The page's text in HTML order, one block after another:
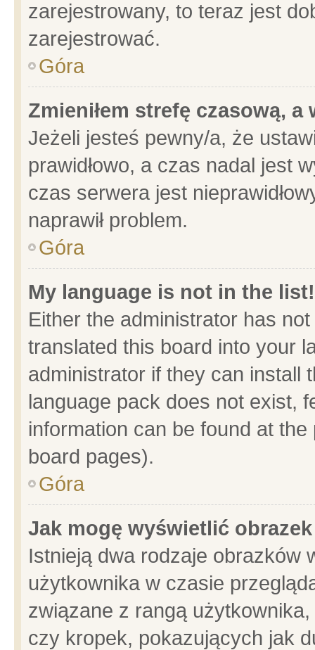
zarejestrowany, to teraz jest
zarejestrować.
Góra
Zmieniłem strefę czasową,
Jeżeli jesteś pewny/a, że
prawidłowo, a czas nadal jest
czas serwera jest
naprawił problem.
Góra
My language is not in the list!
Either the administrator has
translated this board into your
administrator if they can install
language pack does not exist,
information can be found at
board pages).
Góra
Jak mogę wyświetlić
Istnieją dwa rodzaje obrazków
użytkownika w czasie
związane z rangą
czy kropek, pokazujących jak